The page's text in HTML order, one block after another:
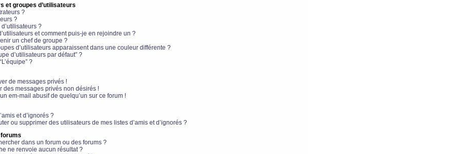
et groupes d’utilisateurs
?
?
?
et comment puis-je en rejoindre un ?
un chef de groupe ?
d’utilisateurs apparaissent dans une couleur différente ?
d’utilisateurs par défaut” ?
?
de messages privés !
des messages privés non désirés !
em-mail abusif de quelqu’un sur ce forum !
et d’ignorés ?
ou supprimer des utilisateurs de mes listes d’amis et d’ignorés ?
dans un forum ou des forums ?
ne renvoie aucun résultat ?